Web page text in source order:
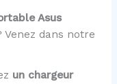
Asus
dans notre
un chargeur